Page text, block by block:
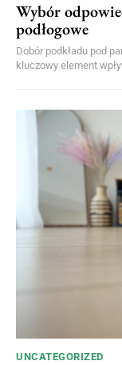
Wybór
podłogowe
Dobór podkładu pod
kluczowy element
UNCATEGORIZED